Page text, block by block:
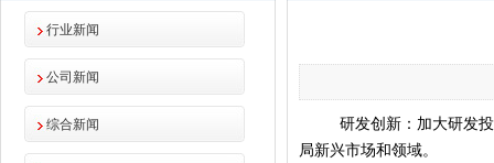
行业新闻
公司新闻
综合新闻
研发创新：加大研发
局新兴市场和领域。